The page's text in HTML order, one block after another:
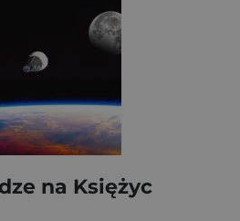
na Księżyc